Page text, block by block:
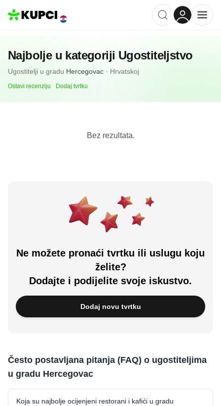
Najbolje u kategoriji Ugostiteljstvo
Ugostitelji u gradu Hercegovac · Hrvatskoj
Ostavi recenziju Dodaj tvrtku
Bez rezultata.
Ne možete pronaći tvrtku ili uslugu koju
želite?
Dodajte i podijelite svoje iskustvo.
Dodaj novu tvrtku
Često postavljana pitanja (FAQ) o ugostiteljima
u gradu Hercegovac
Koja su najbolje ocijenjeni restorani i kafići u gradu